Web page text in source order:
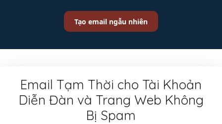
Tạo email ngẫu nhiên
Email Tạm Thời cho Tài Khoản
Diễn Đàn và Trang Web Không
Bị Spam